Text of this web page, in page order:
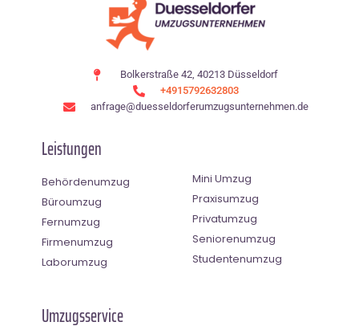
Bolkerstraße 42, 40213 Düsseldorf
+4915792632803
anfrage@duesseldorferumzugsunternehmen.de
Leistungen
Behördenumzug
Büroumzug
Fernumzug
Firmenumzug
Laborumzug
Mini Umzug
Praxisumzug
Privatumzug
Seniorenumzug
Studentenumzug
Umzugsservice